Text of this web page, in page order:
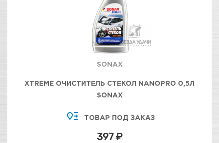
SONAX
XTREME ОЧИСТИТЕЛЬ СТЕКОЛ NANOPRO 0,5Л
SONAX
ТОВАР ПОД ЗАКАЗ
397 ₽